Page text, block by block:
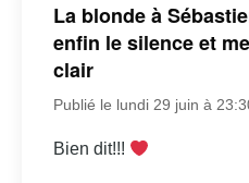
La blonde à
enfin le silence et
clair
Publié le lundi 29 juin à
Bien dit!!!